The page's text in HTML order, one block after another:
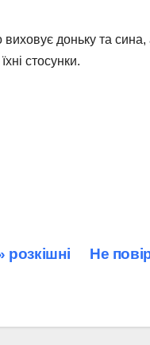
виховує доньку та
стосунки.
Не